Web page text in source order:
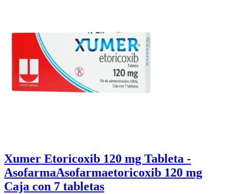
Xumer Etoricoxib 120 mg Tableta -
AsofarmaAsofarmaetoricoxib 120 mg
Caja con 7 tabletas